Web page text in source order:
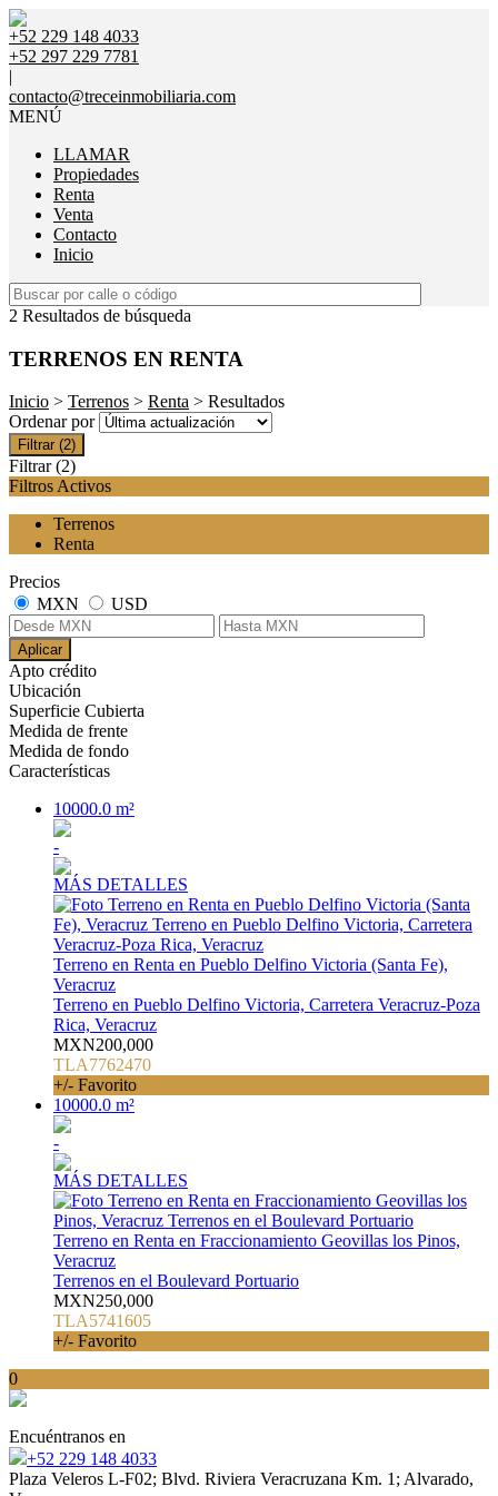
+52 229 148 4033
+52 297 229 7781
|
contacto@treceinmobiliaria.com
MENÚ
LLAMAR
Propiedades
Renta
Venta
Contacto
Inicio
2 Resultados de búsqueda
TERRENOS EN RENTA
Inicio > Terrenos > Renta > Resultados
Ordenar por
Filtrar (2)
Filtrar (2)
Filtros Activos
Terrenos
Renta
Precios
MXN
USD
Aplicar
Apto crédito
Ubicación
Superficie Cubierta
Medida de frente
Medida de fondo
Características
10000.0 m²
-
MÁS DETALLES
Terreno en Renta en Pueblo Delfino Victoria (Santa Fe),
Veracruz
Terreno en Pueblo Delfino Victoria, Carretera Veracruz-Poza
Rica, Veracruz
MXN200,000
TLA7762470
+/- Favorito
10000.0 m²
-
MÁS DETALLES
Terreno en Renta en Fraccionamiento Geovillas los Pinos,
Veracruz
Terrenos en el Boulevard Portuario
MXN250,000
TLA5741605
+/- Favorito
0
Encuéntranos en
+52 229 148 4033
Plaza Veleros L-F02; Blvd. Riviera Veracruzana Km. 1; Alvarado,